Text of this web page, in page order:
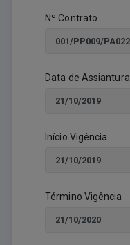
Nº Contrato
Data de Assiantura
Início Vigência
Término Vigência